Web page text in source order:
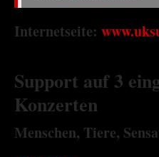
Internetseite:
Support auf 3
Konzerten
Menschen, Tiere,